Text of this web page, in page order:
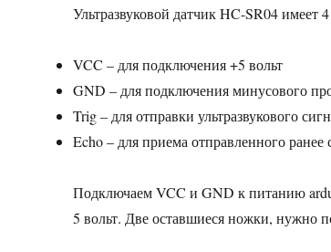
Ультразвуковой датчик HC-SR04 имеет
VCC – для подключения +5 вольт
GND – для подключения минусового
Trig – для отправки ультразвукового
Echo – для приема отправленного ранее
Подключаем VCC и GND к питанию
5 вольт. Две оставшиеся ножки, нужно